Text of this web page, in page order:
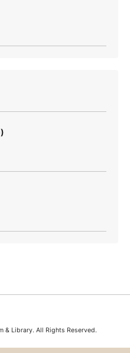
& Library. All Rights Reserved.